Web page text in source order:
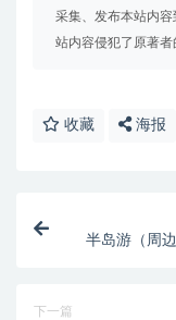
采集、发布本站内
站内容侵犯了原著者
收藏 海报
半岛游（周
下一篇